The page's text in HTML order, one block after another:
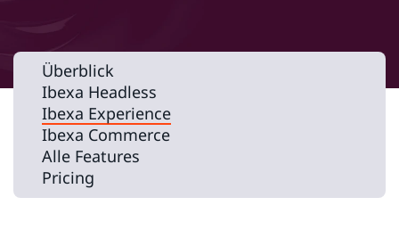
Überblick
Ibexa Headless
Ibexa Experience
Ibexa Commerce
Alle Features
Pricing